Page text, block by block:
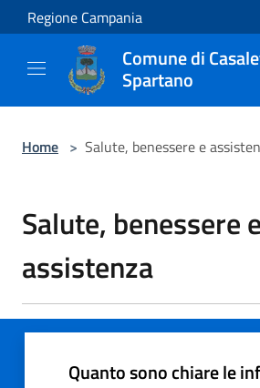
Salta al contenuto principale
Regione Campania
Comune di
Spartano
Home > Salute, benessere e
Salute, benessere e
assistenza
Quanto sono chiare le